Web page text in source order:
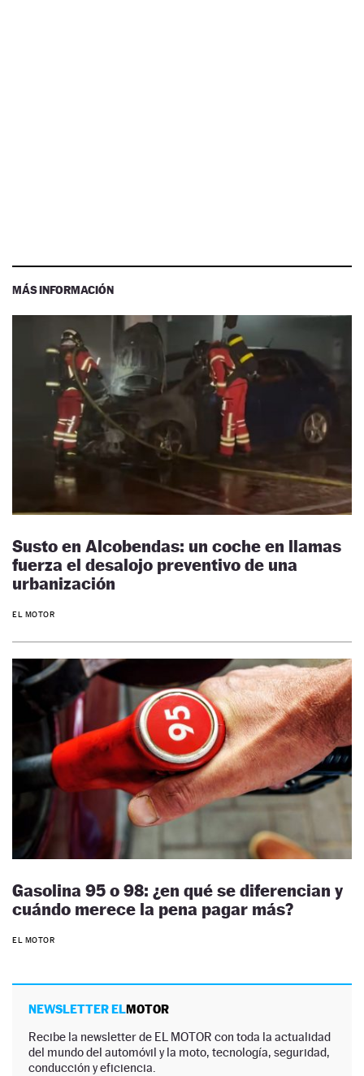
MÁS INFORMACIÓN
Susto en Alcobendas: un coche en llamas
fuerza el desalojo preventivo de una
urbanización
EL MOTOR
Gasolina 95 o 98: ¿en qué se diferencian y
cuándo merece la pena pagar más?
EL MOTOR
NEWSLETTER ELMOTOR
Recibe la newsletter de EL MOTOR con toda la actualidad
del mundo del automóvil y la moto, tecnología, seguridad,
conducción y eficiencia.